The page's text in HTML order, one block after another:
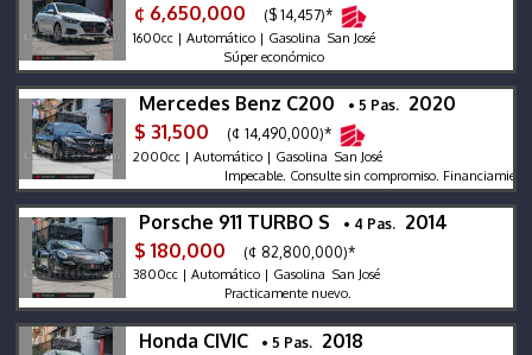
¢ 6,650,000
($ 14,457)*
1600cc | Automático | Gasolina San José
Súper económico
Mercedes Benz C200 • 5 Pas. 2020
$ 31,500
(¢ 14,490,000)*
2000cc | Automático | Gasolina San José
Impecable. Consulte sin compromiso. Financiamiento.
Porsche 911 TURBO S • 4 Pas. 2014
$ 180,000
(¢ 82,800,000)*
3800cc | Automático | Gasolina San José
Practicamente nuevo.
Honda CIVIC • 5 Pas. 2018